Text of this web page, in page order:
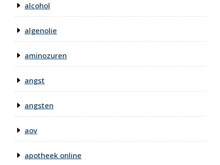
alcohol
algenolie
aminozuren
angst
angsten
aov
apotheek online